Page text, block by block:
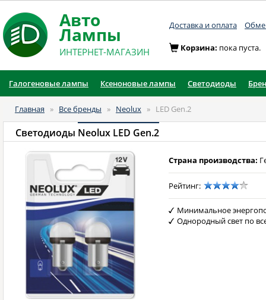
Авто
Лампы
ИНТЕРНЕТ-МАГАЗИН
Доставка и оплата
Корзина: пока пуста.
Галогеновые лампы Ксеноновые лампы Светодиоды
Главная » Все бренды » Neolux » LED Gen.2
Светодиоды Neolux LED Gen.2
Страна производства:
Рейтинг:
Минимальное
Однородный свет по